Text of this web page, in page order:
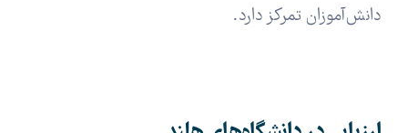
دانش‌آموزان تمرکز دارد.